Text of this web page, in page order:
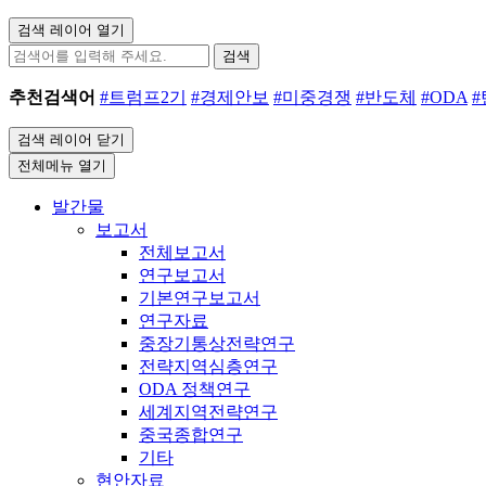
검색 레이어 열기
검색
추천검색어 #트럼프2기 #경제안보 #미중경쟁 #반도체 #ODA #
검색 레이어 닫기
전체메뉴 열기
발간물
보고서
전체보고서
연구보고서
기본연구보고서
연구자료
중장기통상전략연구
전략지역심층연구
ODA 정책연구
세계지역전략연구
중국종합연구
기타
현안자료